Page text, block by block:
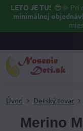
LETO JE TU! 😎🌞 Pri
minimálnej
Úvod Detský tovar
Merino